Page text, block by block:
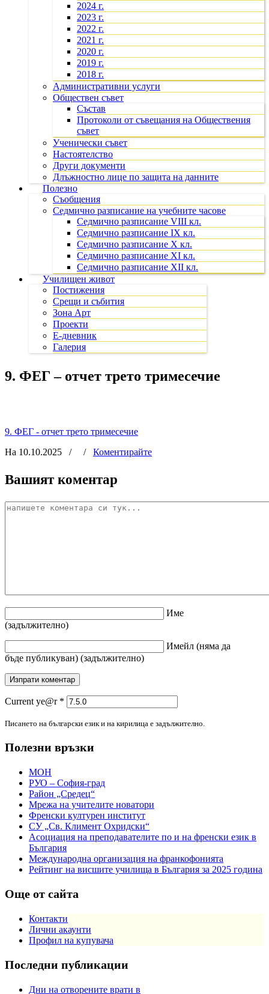
2024 г.
2023 г.
2022 г.
2021 г.
2020 г.
2019 г.
2018 г.
Административни услуги
Обществен съвет
Състав
Протоколи от съвещания на Обществения
съвет
Ученически съвет
Настоятелство
Други документи
Длъжностно лице по защита на данните
Полезно
Съобщения
Седмично разписание на учебните часове
Седмично разписание VIII кл.
Седмично разписание IX кл.
Седмично разписание X кл.
Седмично разписание XI кл.
Седмично разписание XII кл.
Училищен живот
Постижения
Срещи и събития
Зона Арт
Проекти
Е-дневник
Галерия
9. ФЕГ – отчет трето тримесечие
9. ФЕГ - отчет трето тримесечие
На 10.10.2025
/ / Коментирайте
Вашият коментар
Име
(задължително)
Имейл (няма да
бъде публикуван) (задължително)
Current ye@r *
Писането на български език и на кирилица е задължително.
Полезни връзки
МОН
РУО – София-град
Район „Средец“
Мрежа на учителите новатори
Френски културен институт
СУ „Св. Климент Охридски“
Асоциация на преподавателите по и на френски език в
България
Международна организация на франкофонията
Рейтинг на висшите училища в България за 2025 година
Още от сайта
Контакти
Лични акаунти
Профил на купувача
Последни публикации
Дни на отворените врати в